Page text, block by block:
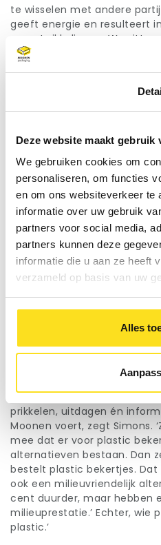
Deze website maakt gebruik
We gebruiken cookies om
personaliseren, om functies
en om ons websiteverkeer te
informatie over uw gebruik
partners voor social media,
partners kunnen deze
informatie die u aan ze heeft
verzameld op basis van uw
Alles
te wisselen met andere
geeft energie en resulteert
en ontwikkelingen. We
spelers. Niet zelden horen
meer geld om te
aan en op. In positieve zin.’
Quality docs
streng naar zichzelf en
leveranciers en klanten.
daarin? Worden
meegaan in de filosofie van
sluiten niemand buiten of
voordat wij in zee gaan met
hem eerst een aantal
vullen. Daarin is ook een
te achterhalen of het
realiteit. Ook gaat er altijd
potentiële leverancier.
dat zij ISO14001-
zien hoe die leverancier in
natuurlijk kijken we ook
uiteindelijk het hele plaatje,
dat voor ons
prikkelen, uitdagen én
Moonen voert, zegt Simons.
mee dat er voor plastic
alternatieven bestaan. Dan
bestelt plastic bekertjes.
ook een milieuvriendelijk
cent duurder, maar hebben
milieuprestatie.’ Echter, wie
plastic.’